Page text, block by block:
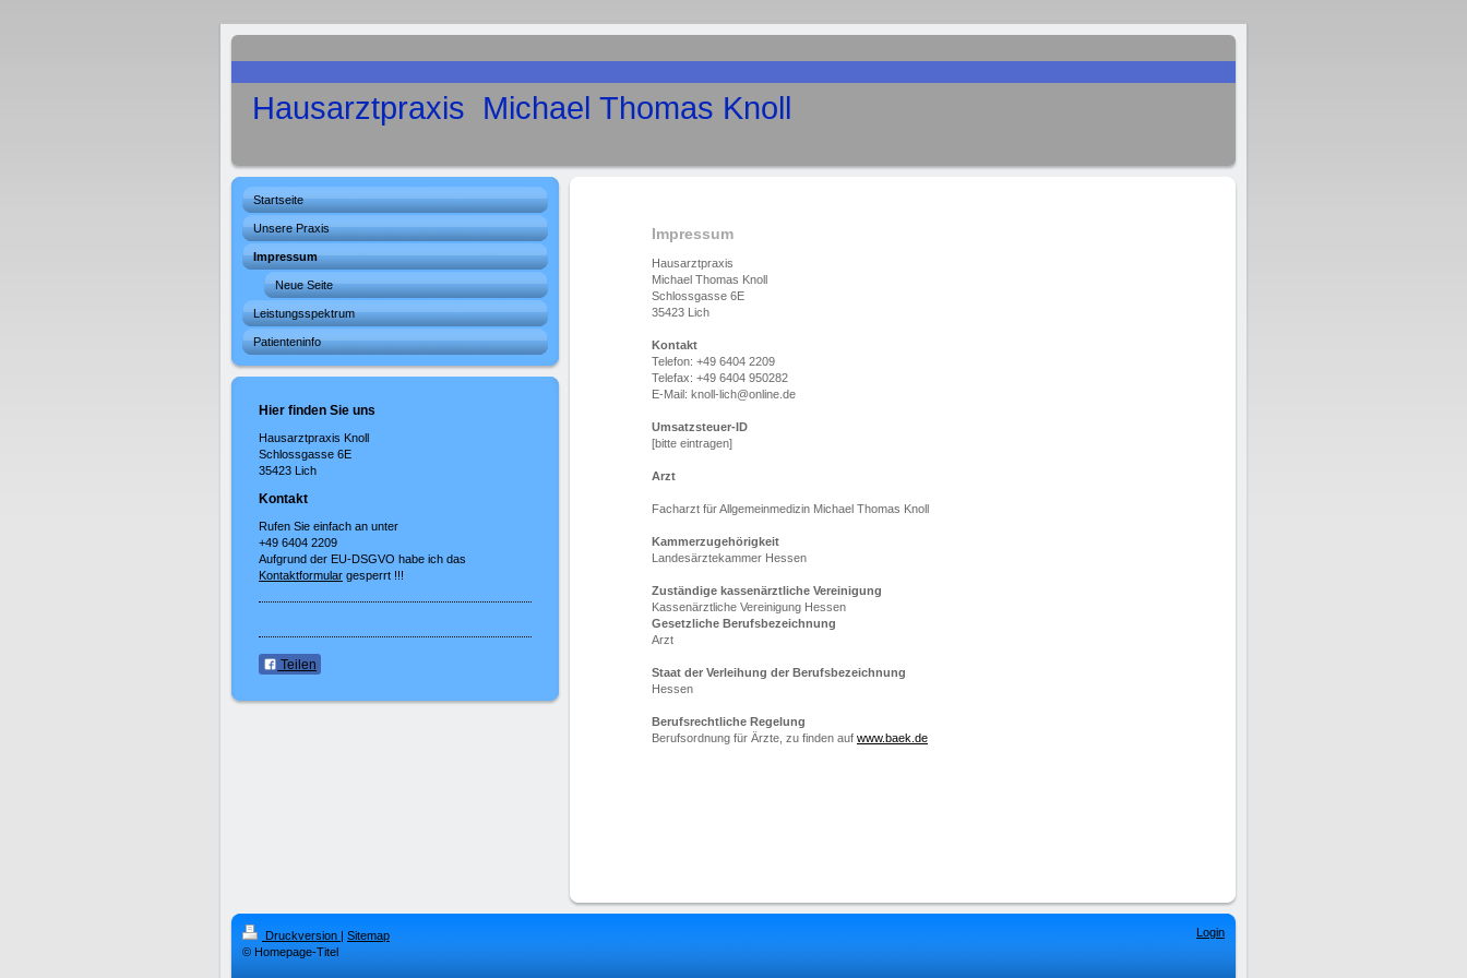
Hausarztpraxis Michael Thomas Knoll
Startseite
Unsere Praxis
Impressum
Neue Seite
Leistungsspektrum
Patienteninfo
Hier finden Sie uns
Hausarztpraxis Knoll
Schlossgasse 6E
35423 Lich
Kontakt
Rufen Sie einfach an unter
+49 6404 2209
Aufgrund der EU-DSGVO habe ich das
Kontaktformular gesperrt !!!
Teilen
Impressum
Hausarztpraxis
Michael Thomas Knoll
Schlossgasse 6E
35423 Lich
Kontakt
Telefon: +49 6404 2209
Telefax: +49 6404 950282
E-Mail: knoll-lich@online.de
Umsatzsteuer-ID
[bitte eintragen]
Arzt
Facharzt für Allgemeinmedizin Michael Thomas Knoll
Kammerzugehörigkeit
Landesärztekammer Hessen
Zuständige kassenärztliche Vereinigung
Kassenärztliche Vereinigung Hessen
Gesetzliche Berufsbezeichnung
Arzt
Staat der Verleihung der Berufsbezeichnung
Hessen
Berufsrechtliche Regelung
Berufsordnung für Ärzte, zu finden auf www.baek.de
Druckversion | Sitemap
© Homepage-Titel
Login